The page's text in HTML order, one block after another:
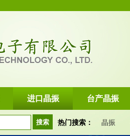
进口晶振 台产晶振
热门搜索： 晶振